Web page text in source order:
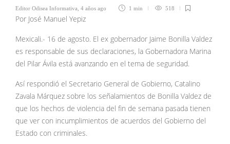
Editor Odisea Informativa 4 años ago 1 min 518
Por José Manuel Yepiz
Mexicali.- 16 de agosto. El ex gobernador Jaime Bonilla Valdez
es responsable de sus declaraciones, la Gobernadora Marina
del Pilar Ávila está avanzando en el tema de seguridad.
Así respondió el Secretario General de Gobierno, Catalino
Zavala Márquez sobre los señalamientos de Bonilla Valdez de
que los hechos de violencia del fin de semana pasada tienen
que ver con incumplimientos de acuerdos del Gobierno del
Estado con criminales.